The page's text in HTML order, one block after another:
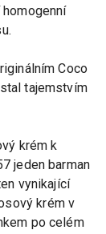
Coco
tajemstvím
krém k
jeden barman
vynikající
krém v
po celém